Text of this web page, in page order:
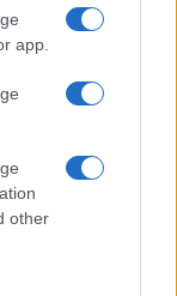
app.
other
zawodzi w
mocno się
do
mocno
komfortu